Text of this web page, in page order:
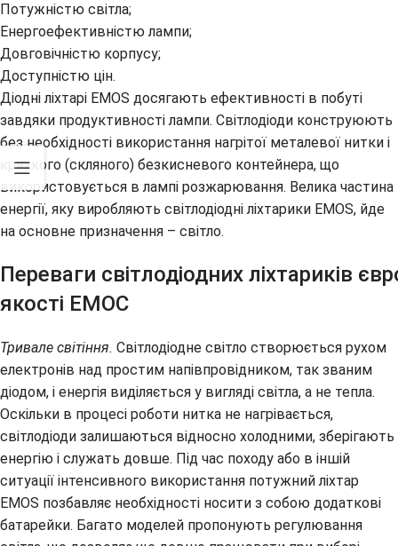
Потужністю світла;
Енергоефективністю лампи;
Довговічністю корпусу;
Доступністю цін.
Діодні ліхтарі EMOS досягають ефективності в побуті
завдяки продуктивності лампи. Світлодіоди конструюють
без необхідності використання нагрітої металевої нитки і
крихкого (скляного) безкисневого контейнера, що
використовується в лампі розжарювання. Велика частина
енергії, яку виробляють світлодіодні ліхтарики EMOS, йде
на основне призначення – світло.
Переваги світлодіодних ліхтариків
якості ЕМОС
Тривале світіння. Світлодіодне світло створюється рухом
електронів над простим напівпровідником, так званим
діодом, і енергія виділяється у вигляді світла, а не тепла.
Оскільки в процесі роботи нитка не нагрівається,
світлодіоди залишаються відносно холодними, зберігають
енергію і служать довше. Під час походу або в іншій
ситуації інтенсивного використання потужний ліхтар
EMOS позбавляє необхідності носити з собою додаткові
батарейки. Багато моделей пропонують регулювання